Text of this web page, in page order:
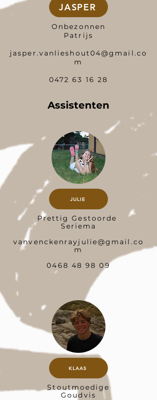
JASPER
Onbezonnen
Patrijs
jasper.vanlieshout04@gmail.co
m
0472 63 16 28
Assistenten
JULIE
Prettig Gestoorde
Seriema
vanvenckenrayjulie@gmail.co
m
0468 48 98 09
KLAAS
Stoutmoedige
Goudvis